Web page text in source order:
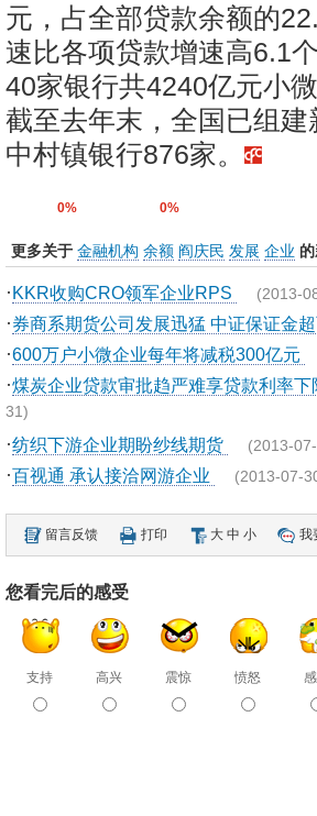
元，占全部贷款余额的
速比各项贷款增速高6.1
40家银行共4240亿元小
截至去年末，全国已组
中村镇银行876家。
0% 0%
更多关于 金融机构 余额 阎庆民 发展 企业
·KKR收购CRO领军企业RPS (2013-
·券商系期货公司发展迅猛 中证保证金
·600万户小微企业每年将减税300亿元
·煤炭企业贷款审批趋严难享贷款利率下
31)
·纺织下游企业期盼纱线期货 (2013-
·百视通 承认接洽网游企业 (2013-07-
留言反馈 打印 大 中 小 我
您看完后的感受
支持 高兴 震惊 愤怒